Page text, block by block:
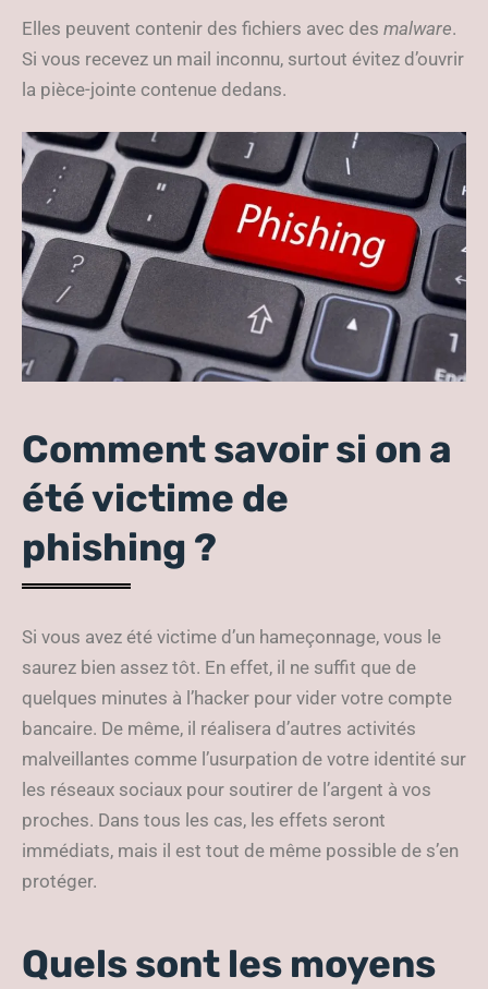
Elles peuvent contenir des fichiers avec des malware.
Si vous recevez un mail inconnu, surtout évitez d’ouvrir
la pièce-jointe contenue dedans.
Comment savoir si on a
été victime de
phishing ?
Si vous avez été victime d’un hameçonnage, vous le
saurez bien assez tôt. En effet, il ne suffit que de
quelques minutes à l’hacker pour vider votre compte
bancaire. De même, il réalisera d’autres activités
malveillantes comme l’usurpation de votre identité sur
les réseaux sociaux pour soutirer de l’argent à vos
proches. Dans tous les cas, les effets seront
immédiats, mais il est tout de même possible de s’en
protéger.
Quels sont les moyens